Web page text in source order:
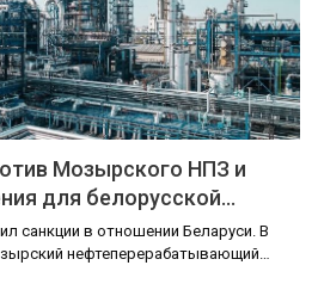
Мозырского НПЗ и
для белорусской…
санкции в отношении Беларуси. В
нефтеперерабатывающий…